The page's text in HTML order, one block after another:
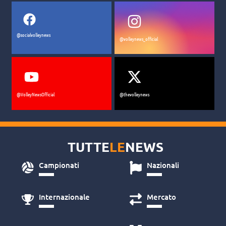
@socialvolleynews
@volleynews_official
@VolleyNewsOfficial @thevolleynews
TUTTELENEWS
Campionati Nazionali
Internazionale Mercato